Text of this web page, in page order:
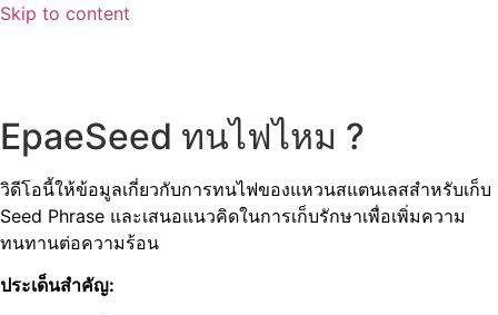
Skip to content
EpaeSeed ทนไฟไหม ?
วิดีโอนี้ให้ข้อมูลเกี่ยวกับการทนไฟของแหวนสแตนเลสสำหรับเก็บ
Seed Phrase และเสนอแนวคิดในการเก็บรักษาเพื่อเพิ่มความ
ทนทานต่อความร้อน
ประเด็นสำคัญ: